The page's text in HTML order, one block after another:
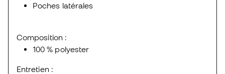
Poches latérales
Composition :
100 % polyester
Entretien :